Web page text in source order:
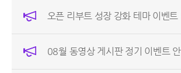
오픈 리부트 성장 강화 테마 이벤
08월 동영상 게시판 정기 이벤트